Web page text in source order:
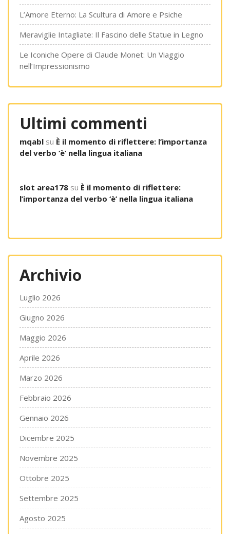
L’Amore Eterno: La Scultura di Amore e Psiche
Meraviglie Intagliate: Il Fascino delle Statue in Legno
Le Iconiche Opere di Claude Monet: Un Viaggio
nell’Impressionismo
Ultimi commenti
mqabl su È il momento di riflettere: l’importanza
del verbo ‘è’ nella lingua italiana
slot area178 su È il momento di riflettere:
l’importanza del verbo ‘è’ nella lingua italiana
Archivio
Luglio 2026
Giugno 2026
Maggio 2026
Aprile 2026
Marzo 2026
Febbraio 2026
Gennaio 2026
Dicembre 2025
Novembre 2025
Ottobre 2025
Settembre 2025
Agosto 2025